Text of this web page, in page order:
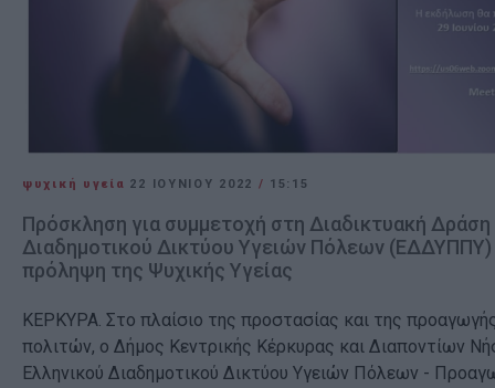
ψυχική υγεία 22 ΙΟΥΝΊΟΥ 2022 / 15:15
Πρόσκληση για συμμετοχή στη Διαδικτυακή Δράση
Διαδημοτικού Δικτύου Υγειών Πόλεων (ΕΔΔΥΠΠΥ)
πρόληψη της Ψυχικής Υγείας
ΚΕΡΚΥΡΑ. Στο πλαίσιο της προστασίας και της
πολιτών, ο Δήμος Κεντρικής Κέρκυρας και Διαποντίων
Ελληνικού Διαδημοτικού Δικτύου Υγειών Πόλεων -